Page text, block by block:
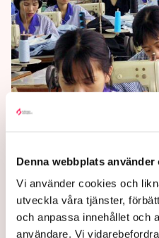
Denna webbplats använder
Vi använder cookies och
utveckla våra tjänster,
och anpassa innehållet och
användare. Vi
Sverige
I takt med att fler får upp
textilbranschens